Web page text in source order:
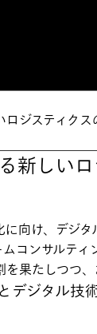
ジスティク
新しい
に向け、デジ
コンサルテ
果たしつつ
デジタル技